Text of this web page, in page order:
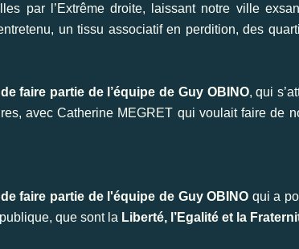
par l’Extrême droite, laissant notre ville
un tissu associatif en perdition, des
faire partie de l’équipe de Guy OBINO, qui
avec Catherine MEGRET qui voulait faire de
faire partie de l'équipe de Guy OBINO qui a
que sont la Liberté, l’Egalité et la